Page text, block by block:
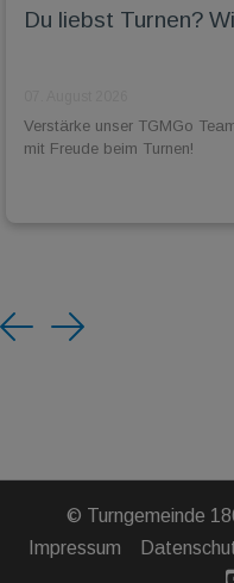
Du liebst Turnen?
Verstärke unser TGMGo
mit Freude beim Turnen!
Previous
Next
© Turngemeinde
Impressum